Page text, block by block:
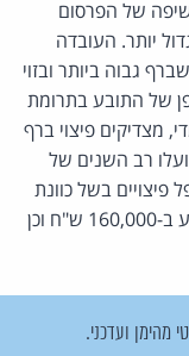
של הפרסום
יותר. העובדה
גבוה ביותר ובזוי
של התובע בתרומת
מצדיקים פיצוי ברף
רב השנים של
פיצויים בשל כוונת
זדון מצד הנתבעת. הנתבעת תפצה את התובע ב-160,000 ש"ח וכן
מהימן ועדכני.